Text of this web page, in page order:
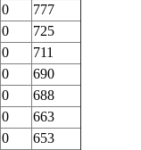
0
777
0
725
0
711
0
690
0
688
0
663
0
653